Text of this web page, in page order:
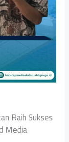
Raih Sukses
Media